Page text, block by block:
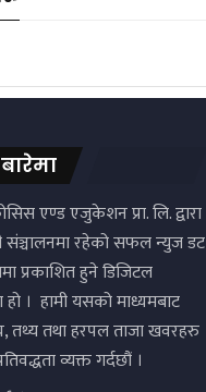
बारेमा
एण्ड एजुकेशन प्रा. लि. द्वारा
संञ्चालनमा रहेको सफल न्युज डट
प्रकाशित हुने डिजिटल
हो । हामी यसको माध्यमबाट
तथा हरपल ताजा खवरहरु
व्यक्त गर्दछौं ।